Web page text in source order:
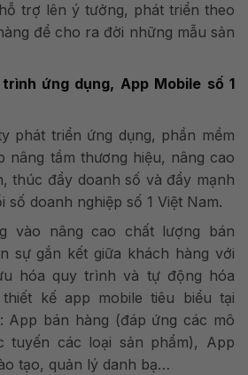
trợ lên ý tưởng, phát triển theo
để cho ra đời những mẫu sản
ứng dụng, App Mobile số 1
phát triển ứng dụng, phần mềm
nâng tầm thương hiệu, nâng cao
thúc đẩy doanh số và đẩy mạnh
doanh nghiệp số 1 Việt Nam.
vào nâng cao chất lượng bán
sự gắn kết giữa khách hàng với
hóa quy trình và tự động hóa
kế app mobile tiêu biểu tại
App bán hàng (đáp ứng các mô
tuyến các loại sản phẩm), App
tạo, quản lý danh bạ…